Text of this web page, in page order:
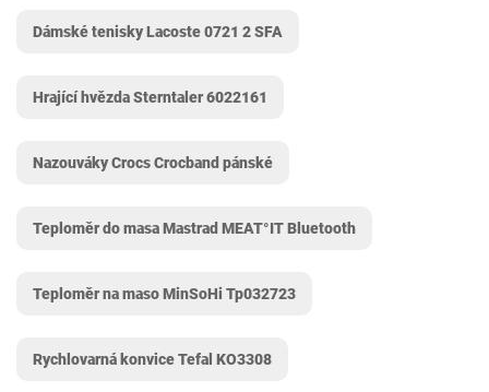
Dámské tenisky Lacoste 0721 2 SFA
Hrající hvězda Sterntaler 6022161
Nazouváky Crocs Crocband pánské
Teploměr do masa Mastrad MEAT°IT Bluetooth
Teploměr na maso MinSoHi Tp032723
Rychlovarná konvice Tefal KO3308